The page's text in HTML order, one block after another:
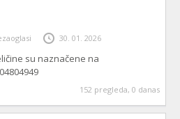
30. 01. 2026
su naznačene na
152 pregleda, 0 danas